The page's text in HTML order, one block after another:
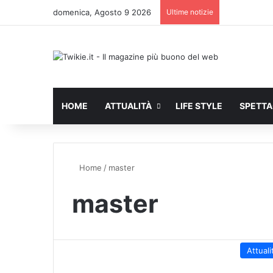
domenica, Agosto 9 2026 Ultime notizie
HOME ATTUALITÀ LIFE STYLE
Home / master
master